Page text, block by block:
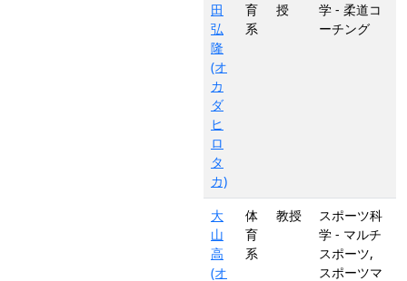
田
弘
隆
(オ
カ
ダ
ヒ
ロ
タ
カ)
育
系
授
学 - 柔道コ
ーチング
大
山
高
(オ
体
育
系
教授
スポーツ科
学 - マルチ
スポーツ,
スポーツマ